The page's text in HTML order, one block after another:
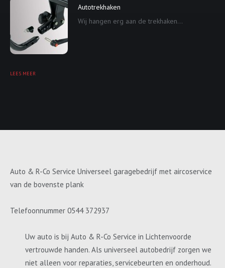
Autotrekhaken
Wij hangen erg aan de trekhaken...
LEES MEER
Auto & R-Co Service Universeel garagebedrijf met aircoservice
van de bovenste plank
Telefoonnummer 0544 372937
Uw auto is bij Auto & R-Co Service in Lichtenvoorde
vertrouwde handen. Als universeel autobedrijf zorgen we
niet alleen voor reparaties, servicebeurten en onderhoud.